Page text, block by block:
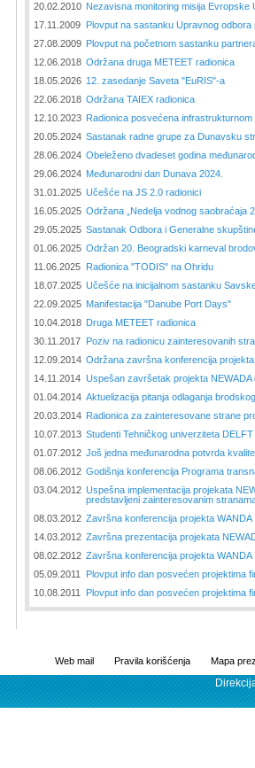
20.02.2010 Nezavisna monitoring misija Evropske
17.11.2009 Plovput na sastanku Upravnog odbora
27.08.2009 Plovput na početnom sastanku
12.06.2018 Održana druga METEET radionica
18.05.2026 12. zasedanje Saveta "EuRIS"-a
22.06.2018 Održana TAIEX radionica
12.10.2023 Radionica posvećena
20.05.2024 Sastanak radne grupe za Dunavsku
28.06.2024 Obeleženo dvadeset godina
29.06.2024 Međunarodni dan Dunava 2024.
31.01.2025 Učešće na JS 2.0 radionici
16.05.2025 Održana „Nedelјa vodnog saobraćaja
29.05.2025 Sastanak Odbora i Generalne
01.06.2025 Održan 20. Beogradski karneval
11.06.2025 Radionica "TODIS" na Ohridu
18.07.2025 Učešće na inicijalnom sastanku
22.09.2025 Manifestacija "Danube Port Days"
10.04.2018 Druga METEET radionica
30.11.2017 Poziv na radionicu zainteresovanih
12.09.2014 Održana završna konferencija
14.11.2014 Uspešan završetak projekta NEWADA
01.04.2014 Aktuelizacija pitanja odlaganja
20.03.2014 Radionica za zainteresovane strane
10.07.2013 Studenti Tehničkog univerziteta
01.07.2012 Još jedna međunarodna potvrda
08.06.2012 Godišnja konferencija Programa
03.04.2012 Uspešna implementacija projekata
predstavljeni zainteresovanim
08.03.2012 Završna konferencija projekta WANDA
14.03.2012 Završna prezentacija projekata
08.02.2012 Završna konferencija projekta WANDA
05.09.2011
Plovput info dan posvećen projektima
10.08.2011
Plovput info dan posvećen projektima
Web mail Pravila korišćenja Mapa